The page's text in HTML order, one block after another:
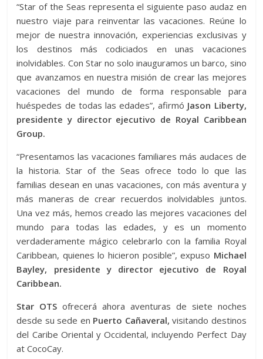
“Star of the Seas representa el siguiente paso audaz en
nuestro viaje para reinventar las vacaciones. Reúne lo
mejor de nuestra innovación, experiencias exclusivas y
los destinos más codiciados en unas vacaciones
inolvidables. Con Star no solo inauguramos un barco, sino
que avanzamos en nuestra misión de crear las mejores
vacaciones del mundo de forma responsable para
huéspedes de todas las edades”, afirmó Jason Liberty,
presidente y director ejecutivo de Royal Caribbean
Group.
“Presentamos las vacaciones familiares más audaces de
la historia. Star of the Seas ofrece todo lo que las
familias desean en unas vacaciones, con más aventura y
más maneras de crear recuerdos inolvidables juntos.
Una vez más, hemos creado las mejores vacaciones del
mundo para todas las edades, y es un momento
verdaderamente mágico celebrarlo con la familia Royal
Caribbean, quienes lo hicieron posible”, expuso Michael
Bayley, presidente y director ejecutivo de Royal
Caribbean.
Star OTS ofrecerá ahora aventuras de siete noches
desde su sede en Puerto Cañaveral, visitando destinos
del Caribe Oriental y Occidental, incluyendo Perfect Day
at CocoCay.